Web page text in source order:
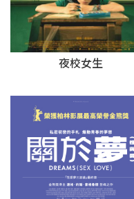
夜校女生